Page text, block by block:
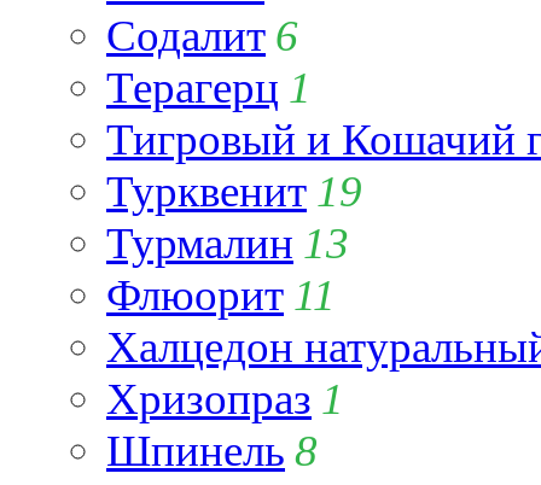
Содалит 6
Терагерц 1
Тигровый и Кошачий
Турквенит 19
Турмалин 13
Флюорит 11
Халцедон
Хризопраз 1
Шпинель 8